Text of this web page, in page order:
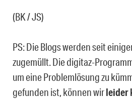
(BK / JS)
PS: Die Blogs werden seit
zugemüllt. Die digitaz-
um eine Problemlösung zu
gefunden ist, können wirleider